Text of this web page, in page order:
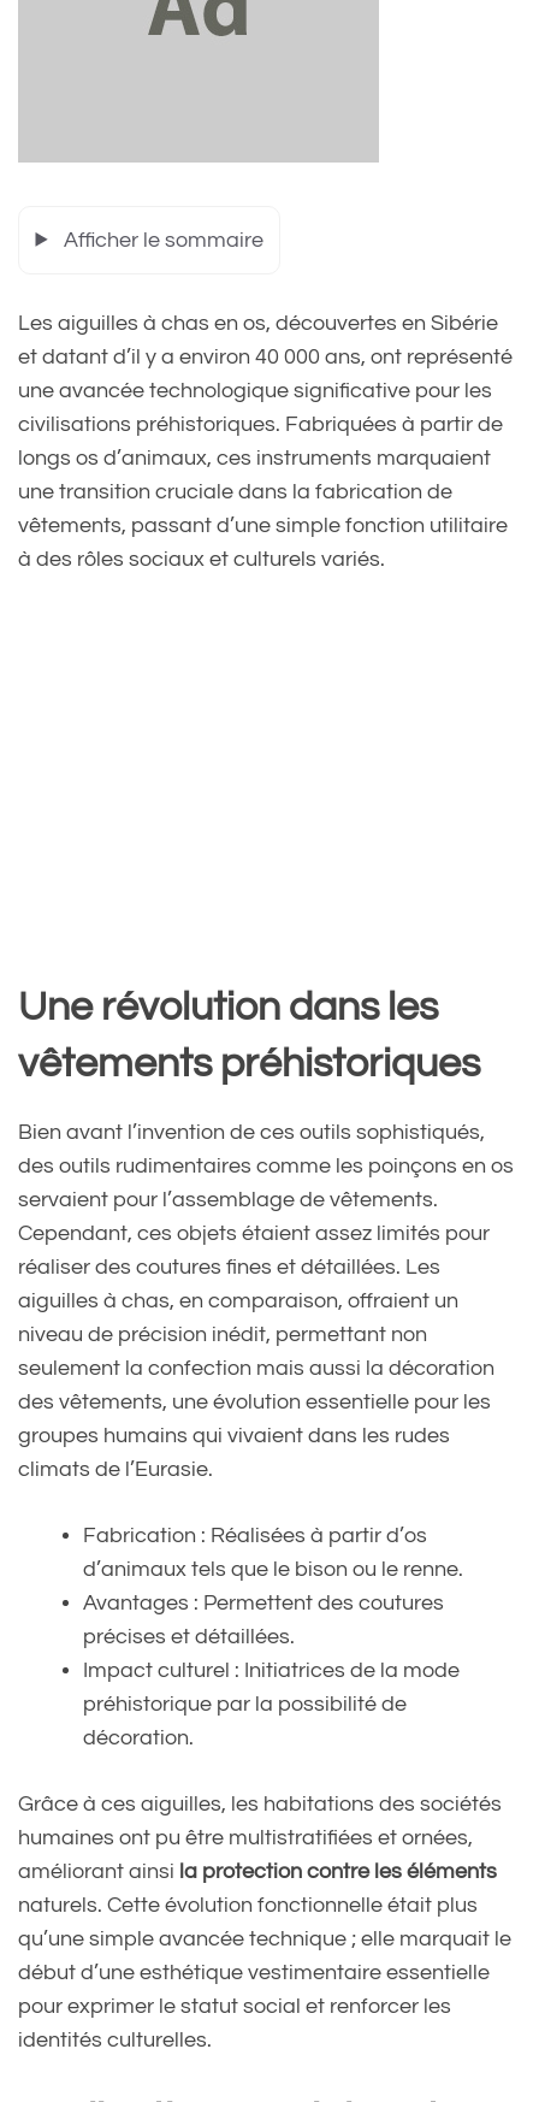
Afficher le sommaire
Les aiguilles à chas en os, découvertes en Sibérie
et datant d’il y a environ 40 000 ans, ont représenté
une avancée technologique significative pour les
civilisations préhistoriques. Fabriquées à partir de
longs os d’animaux, ces instruments marquaient
une transition cruciale dans la fabrication de
vêtements, passant d’une simple fonction utilitaire
à des rôles sociaux et culturels variés.
Une révolution dans les
vêtements préhistoriques
Bien avant l’invention de ces outils sophistiqués,
des outils rudimentaires comme les poinçons en os
servaient pour l’assemblage de vêtements.
Cependant, ces objets étaient assez limités pour
réaliser des coutures fines et détaillées. Les
aiguilles à chas, en comparaison, offraient un
niveau de précision inédit, permettant non
seulement la confection mais aussi la décoration
des vêtements, une évolution essentielle pour les
groupes humains qui vivaient dans les rudes
climats de l’Eurasie.
Fabrication : Réalisées à partir d’os
d’animaux tels que le bison ou le renne.
Avantages : Permettent des coutures
précises et détaillées.
Impact culturel : Initiatrices de la mode
préhistorique par la possibilité de
décoration.
Grâce à ces aiguilles, les habitations des sociétés
humaines ont pu être multistratifiées et ornées,
améliorant ainsi la protection contre les éléments
naturels. Cette évolution fonctionnelle était plus
qu’une simple avancée technique ; elle marquait le
début d’une esthétique vestimentaire essentielle
pour exprimer le statut social et renforcer les
identités culturelles.